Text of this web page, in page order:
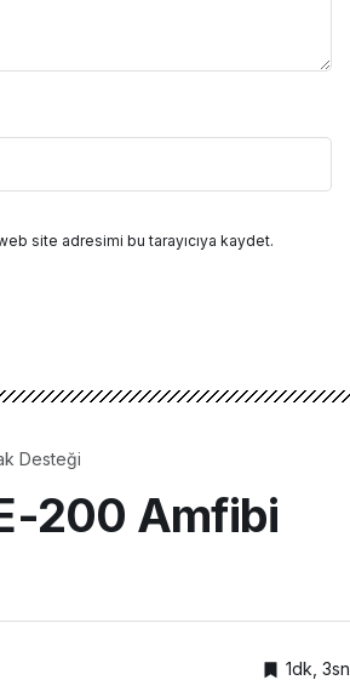
site adresimi bu tarayıcıya kaydet.
Desteği
200 Amfibi
1dk, 3sn